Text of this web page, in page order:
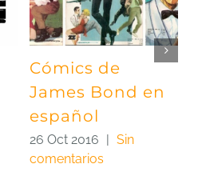
Cómics de
James Bond en
español
26 Oct 2016
Sin
comentarios